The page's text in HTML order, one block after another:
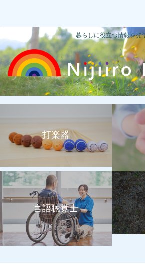
暮らしに役立つ情報を発
打楽器
言語聴覚士